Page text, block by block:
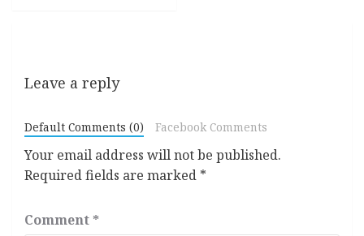
Leave a reply
Default Comments (0) Facebook Comments
Your email address will not be published.
Required fields are marked *
Comment *